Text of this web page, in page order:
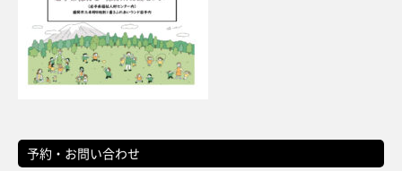
予約・お問い合わせ